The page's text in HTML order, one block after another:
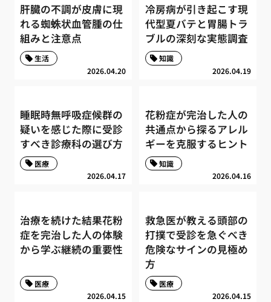
肝臓の不調が皮膚に現
れる蜘蛛状血管腫の仕
組みと注意点
2026.04.20
生活
冷房病が引き起こす現
代型夏バテと胃腸トラ
ブルの深刻な実態調査
2026.04.19
知識
睡眠時無呼吸症候群の
疑いを感じた際に受診
すべき診療科の選び方
2026.04.17
医療
花粉症が完治した人の
共通点から探るアレル
ギーを克服するヒント
2026.04.16
知識
治療を続けた結果花粉
症を完治した人の体験
から学ぶ継続の重要性
2026.04.15
医療
救急医が教える頭部の
打撲で受診を急ぐべき
危険なサインの見極め
方
2026.04.15
医療